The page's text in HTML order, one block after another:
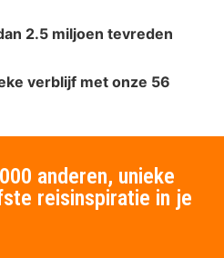
2.5 miljoen tevreden
verblijf met onze 56
anderen, unieke
reisinspiratie in je